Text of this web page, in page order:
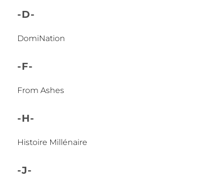
-D-
DomiNation
-F-
From Ashes
-H-
Histoire Millénaire
-J-